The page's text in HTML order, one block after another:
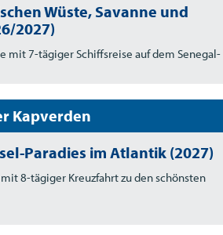
Wüste, Savanne und
2027)
mit 7-tägiger Schiffsreise auf dem Senegal-
Kapverden
Paradies im Atlantik (2027)
8-tägiger Kreuzfahrt zu den schönsten